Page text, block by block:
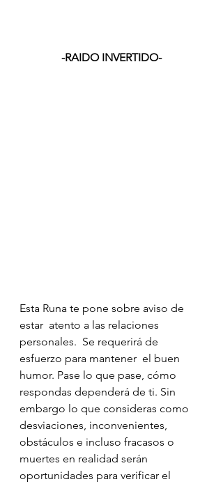
-RAIDO INVERTIDO-
Esta Runa te pone sobre aviso de
estar  atento a las relaciones
personales.  Se requerirá de
esfuerzo para mantener  el buen
humor. Pase lo que pase, cómo
respondas dependerá de ti. Sin
embargo lo que consideras como
desviaciones, inconvenientes,
obstáculos e incluso fracasos o
muertes en realidad serán
oportunidades para verificar el